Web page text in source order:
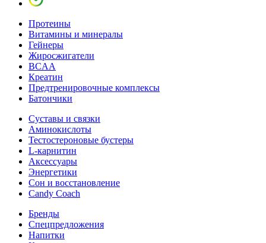
Протеины
Витамины и минералы
Гейнеры
Жиросжигатели
BCAA
Креатин
Предтренировочные комплексы
Батончики
Суставы и связки
Аминокислоты
Тестостероновые бустеры
L-карнитин
Аксессуары
Энергетики
Сон и восстановление
Candy Coach
Бренды
Спецпредложения
Напитки